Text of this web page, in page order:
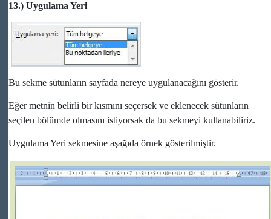
13.) Uygulama Yeri
Bu sekme sütunların sayfada nereye uygulanacağını gösterir.
Eğer metnin belirli bir kısmını seçersek ve eklenecek sütunların
seçilen bölümde olmasını istiyorsak da bu sekmeyi kullanabiliriz.
Uygulama Yeri sekmesine aşağıda örnek gösterilmiştir.